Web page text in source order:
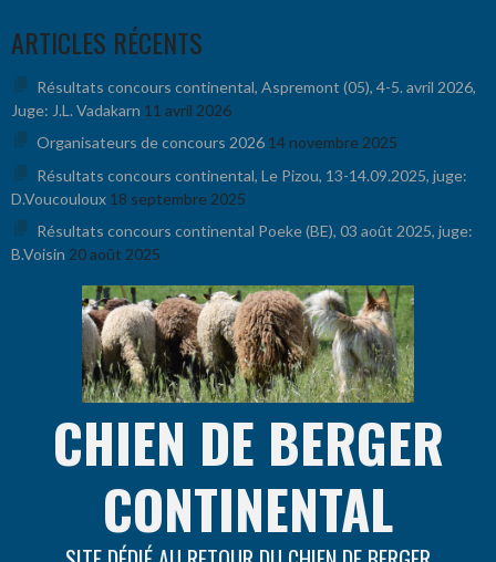
auARTICLES RÉCENTS
Résultats concours continental, Aspremont (05), 4-5. avril 2026,
Juge: J.L. Vadakarn 11 avril 2026
Organisateurs de concours 2026 14 novembre 2025
Résultats concours continental, Le Pizou, 13-14.09.2025, juge:
D.Voucouloux 18 septembre 2025
Résultats concours continental Poeke (BE), 03 août 2025, juge:
B.Voisin 20 août 2025
CHIEN DE BERGER
CONTINENTAL